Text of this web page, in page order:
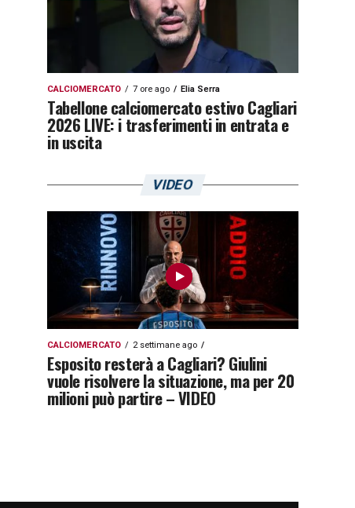
CALCIOMERCATO 7 ore ago Elia Serra
Tabellone calciomercato estivo Cagliari
2026 LIVE: i trasferimenti in entrata e
in uscita
VIDEO
CALCIOMERCATO 2 settimane ago
Esposito resterà a Cagliari? Giulini
vuole risolvere la situazione, ma per 20
milioni può partire – VIDEO